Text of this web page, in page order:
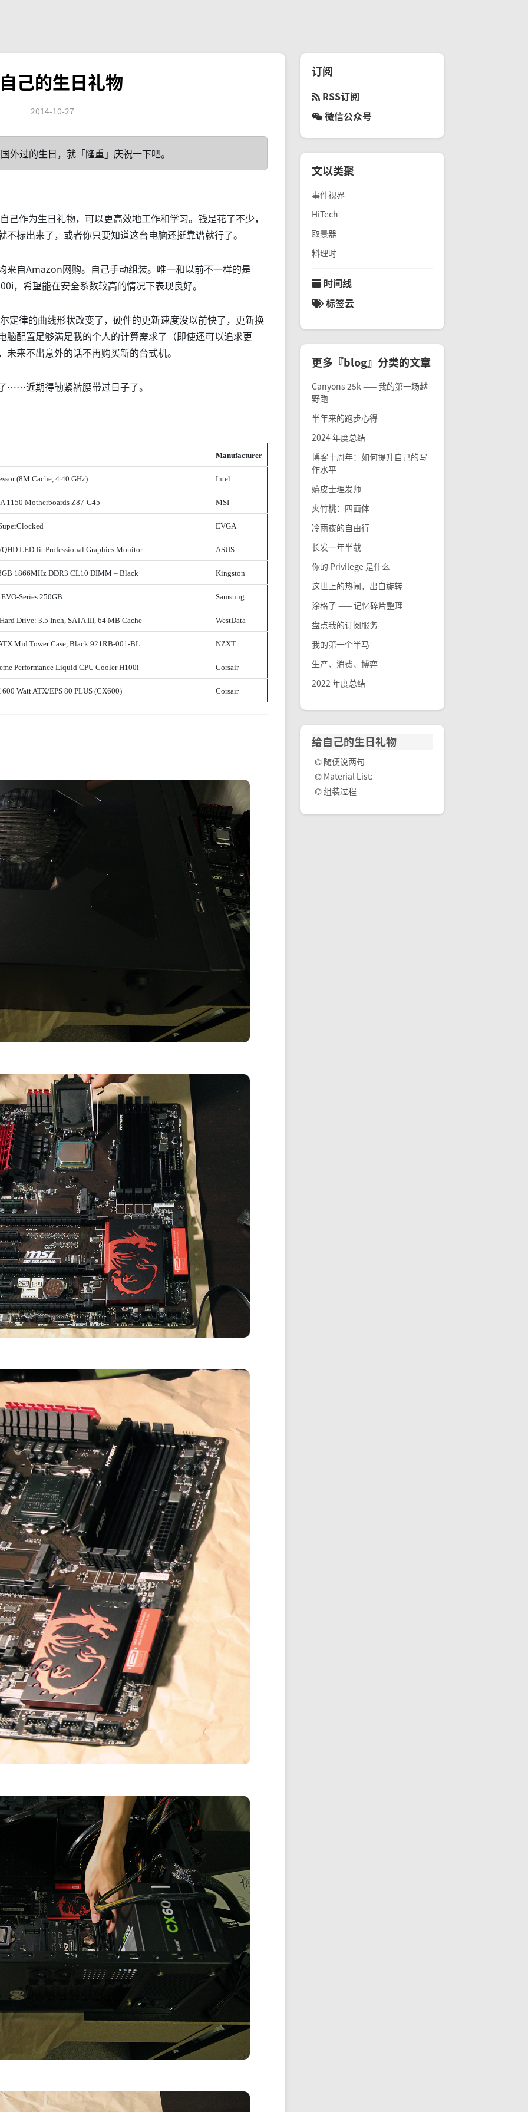
己的生日礼物
2014-10-27
外过的生日，就「隆重」庆祝一下吧。
作为生日礼物，可以更高效地工作和学习。钱是花了不少，
标出来了，或者你只要知道这台电脑还挺靠谱就行了。
自Amazon网购。自己手动组装。唯一和以前不一样的是
，希望能在安全系数较高的情况下表现良好。
律的曲线形状改变了，硬件的更新速度没以前快了，更新换
脑配置足够满足我的个人的计算需求了（即使还可以追求更
来不出意外的话不再购买新的台式机。
近期得勒紧裤腰带过日子了。
Manufacturer
(8M Cache, 4.40 GHz) Intel
1150 Motherboards Z87-G45 MSI
EVGA
LED-lit Professional Graphics Monitor ASUS
1866MHz DDR3 CL10 DIMM – Black Kingston
Series 250GB Samsung
Drive: 3.5 Inch, SATA III, 64 MB Cache WestData
Mid Tower Case, Black 921RB-001-BL NZXT
Performance Liquid CPU Cooler H100i Corsair
Watt ATX/EPS 80 PLUS (CX600) Corsair
订阅
RSS订阅
微信公众号
文以类聚
事件视界
HiTech
取景器
料理时
时间线
标签云
更多『blog』分类的文章
Canyons 25k —— 我的第一场越
野跑
半年来的跑步心得
2024 年度总结
博客十周年：如何提升自己的写
作水平
嬉皮士理发师
夹竹桃：四面体
冷雨夜的自由行
长发一年半载
你的 Privilege 是什么
这世上的热闹，出自旋转
涂格子 —— 记忆碎片整理
盘点我的订阅服务
我的第一个半马
生产、消费、博弈
2022 年度总结
给自己的生日礼物
⌬ 随便说两句
⌬ Material List:
⌬ 组装过程